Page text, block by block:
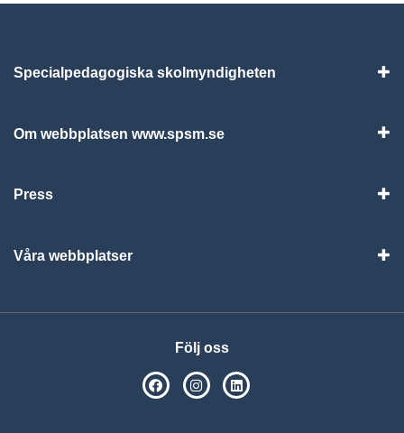
Specialpedagogiska skolmyndigheten
Om webbplatsen www.spsm.se
Press
Våra webbplatser
Följ oss
SPSM på Facebook
SPSM på Instagram